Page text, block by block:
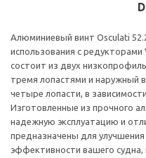
Алюминиевый винт Osculati
использования с
состоит из двух
тремя лопастями и наружный
четыре лопасти, в
Изготовленные из прочного
надежную эксплуатацию и
предназначены для
эффективности вашего судна,